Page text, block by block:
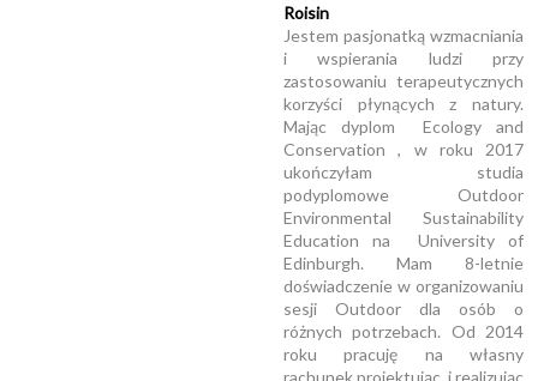
Roisin
Jestem pasjonatką wzmacniania
i wspierania ludzi przy
zastosowaniu terapeutycznych
korzyści płynących z natury.
Mając dyplom Ecology and
Conservation , w roku 2017
ukończyłam studia
podyplomowe Outdoor
Environmental Sustainability
Education na University of
Edinburgh. Mam 8-letnie
doświadczenie w organizowaniu
sesji Outdoor dla osób o
różnych potrzebach. Od 2014
roku pracuję na własny
rachunek projektując i realizując